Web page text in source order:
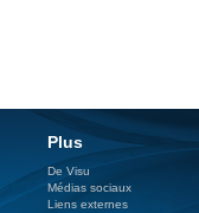
Plus
De Visu
Médias sociaux
Liens externes